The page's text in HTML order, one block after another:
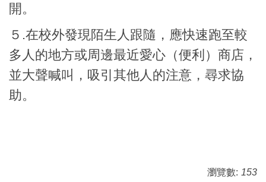
開。
５.在校外發現陌生人跟隨，應快速跑至較
多人的地方或周邊最近愛心（便利）商店，
並大聲喊叫，吸引其他人的注意，尋求協
助。
瀏覽數: 153